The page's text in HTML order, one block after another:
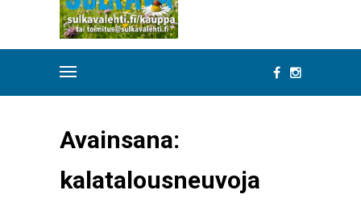
Avainsana:
kalatalousneuvoja